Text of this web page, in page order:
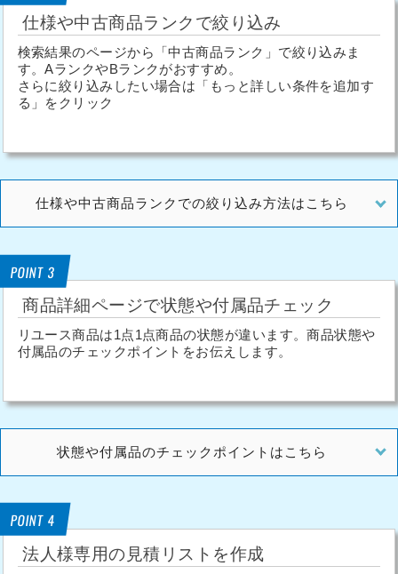
仕様や中古商品ランクで絞り込み
検索結果のページから「中古商品ランク」で絞り込みま
す。AランクやBランクがおすすめ。
さらに絞り込みしたい場合は「もっと詳しい条件を追加す
る」をクリック
仕様や中古商品ランクでの絞り込み方法はこちら
POINT 3
商品詳細ページで状態や付属品チェック
リユース商品は1点1点商品の状態が違います。商品状態や
付属品のチェックポイントをお伝えします。
状態や付属品のチェックポイントはこちら
POINT 4
法人様専用の見積リストを作成